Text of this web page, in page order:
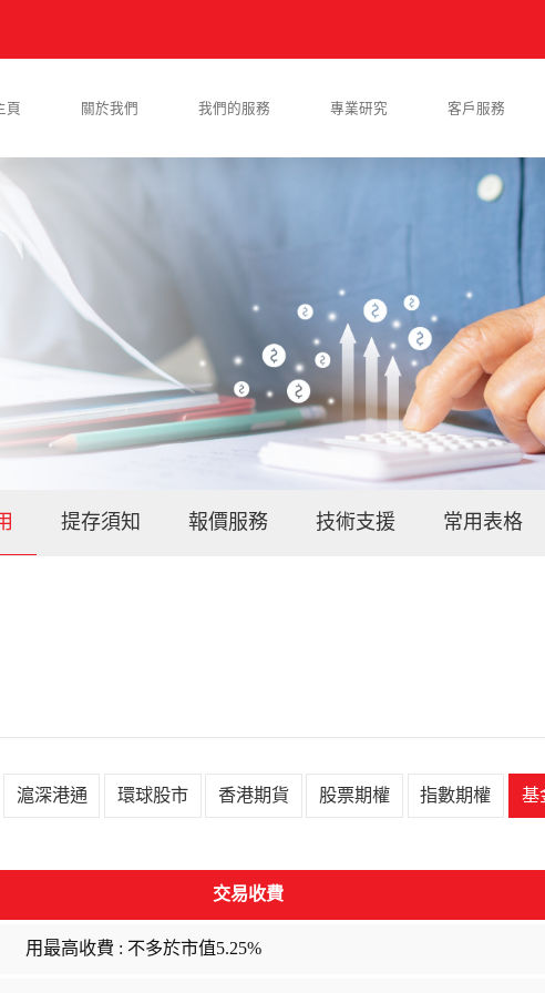
頁 關於我們 我們的服務 專業研究 客戶服務
提存須知 報價服務 技術支援 常用表格
滬深港通 環球股市 香港期貨 股票期權 指數期權 基
交易收費
用最高收費 : 不多於市值5.25%